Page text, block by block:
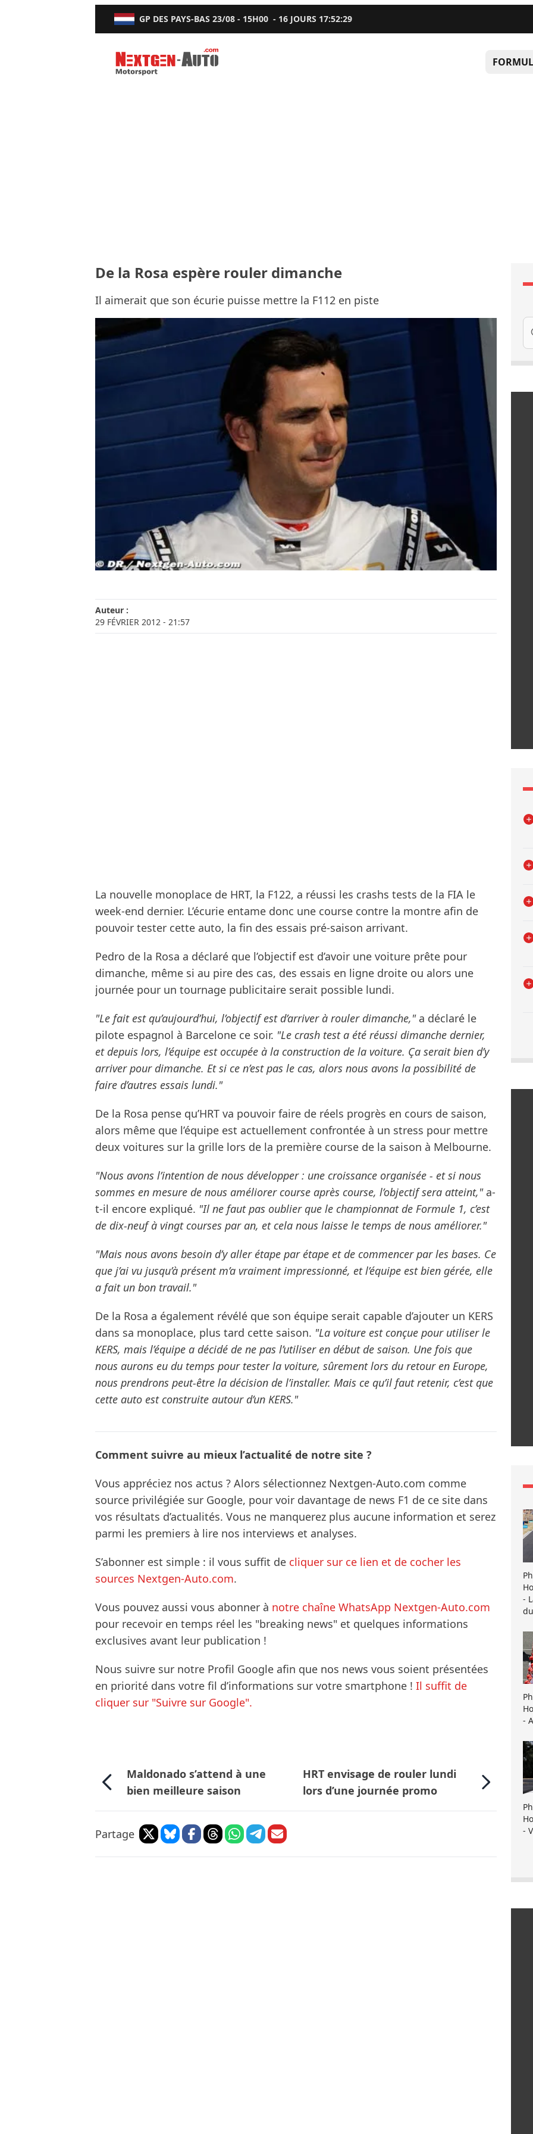
GP DES PAYS-BAS 23/08 - 15H00 - 16 JOURS 17:52:28
Nextgen-Auto.com
De la Rosa espère rouler dimanche
Il aimerait que son écurie puisse mettre la F112 en piste
Auteur :
29 FÉVRIER 2012 - 21:57
La nouvelle monoplace de HRT, la F122, a réussi les crashs tests de la FIA le
week-end dernier. L’écurie entame donc une course contre la montre afin de
pouvoir tester cette auto, la fin des essais pré-saison arrivant.
Pedro de la Rosa a déclaré que l’objectif est d’avoir une voiture prête pour
dimanche, même si au pire des cas, des essais en ligne droite ou alors une
journée pour un tournage publicitaire serait possible lundi.
"Le fait est qu’aujourd’hui, l’objectif est d’arriver à rouler dimanche,"a déclaré le
pilote espagnol à Barcelone ce soir. "Le crash test a été réussi dimanche dernier,
et depuis lors, l’équipe est occupée à la construction de la voiture. Ça serait bien d’y
arriver pour dimanche. Et si ce n’est pas le cas, alors nous avons la possibilité de
faire d’autres essais lundi."
De la Rosa pense qu’HRT va pouvoir faire de réels progrès en cours de saison,
alors même que l’équipe est actuellement confrontée à un stress pour mettre
deux voitures sur la grille lors de la première course de la saison à Melbourne.
"Nous avons l’intention de nous développer : une croissance organisée - et si nous
sommes en mesure de nous améliorer course après course, l’objectif sera atteint,"a-
t-il encore expliqué. "Il ne faut pas oublier que le championnat de Formule 1, c’est
de dix-neuf à vingt courses par an, et cela nous laisse le temps de nous améliorer."
"Mais nous avons besoin d’y aller étape par étape et de commencer par les bases. Ce
que j’ai vu jusqu’à présent m’a vraiment impressionné, et l’équipe est bien gérée, elle
a fait un bon travail."
De la Rosa a également révélé que son équipe serait capable d’ajouter un KERS
dans sa monoplace, plus tard cette saison. "La voiture est conçue pour utiliser le
KERS, mais l’équipe a décidé de ne pas l’utiliser en début de saison. Une fois que
nous aurons eu du temps pour tester la voiture, sûrement lors du retour en Europe,
nous prendrons peut-être la décision de l’installer. Mais ce qu’il faut retenir, c’est que
cette auto est construite autour d’un KERS."
Comment suivre au mieux l’actualité de notre site ?
Vous appréciez nos actus ? Alors sélectionnez Nextgen-Auto.com comme
source privilégiée sur Google, pour voir davantage de news F1 de ce site dans
vos résultats d’actualités. Vous ne manquerez plus aucune information et serez
parmi les premiers à lire nos interviews et analyses.
S’abonner est simple : il vous suffit de cliquer sur ce lien et de cocher les
sources Nextgen-Auto.com.
Vous pouvez aussi vous abonner à notre chaîne WhatsApp Nextgen-Auto.com
pour recevoir en temps réel les "breaking news" et quelques informations
exclusives avant leur publication !
Nous suivre sur notre Profil Google afin que nos news vous soient présentées
en priorité dans votre fil d’informations sur votre smartphone ! Il suffit de
cliquer sur "Suivre sur Google".
Maldonado s’attend à une
bien meilleure saison
HRT envisage de rouler lundi
lors d’une journée promo
Partage
-
-
-